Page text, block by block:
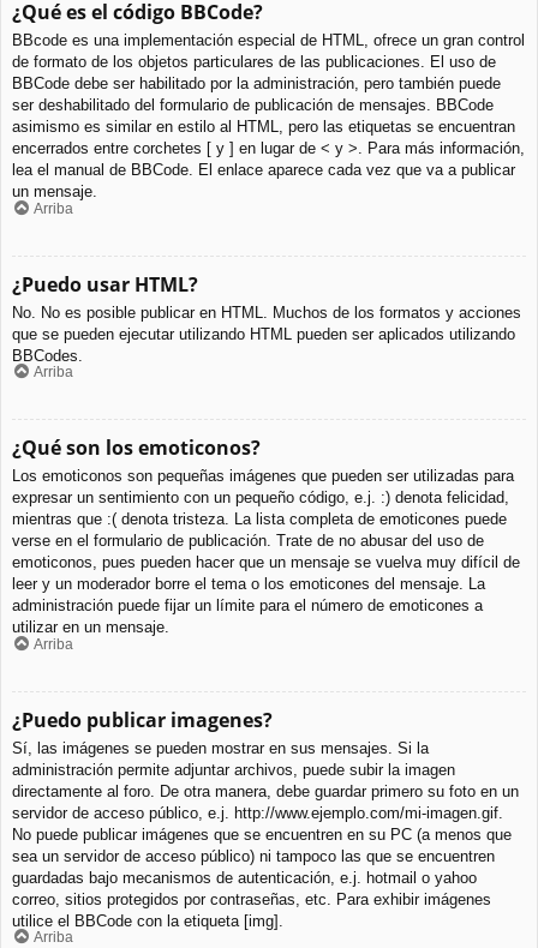
¿Qué es el código BBCode?
BBcode es una implementación especial de HTML, ofrece un gran control
de formato de los objetos particulares de las publicaciones. El uso de
BBCode debe ser habilitado por la administración, pero también puede
ser deshabilitado del formulario de publicación de mensajes. BBCode
asimismo es similar en estilo al HTML, pero las etiquetas se encuentran
encerrados entre corchetes [ y ] en lugar de < y >. Para más información,
lea el manual de BBCode. El enlace aparece cada vez que va a publicar
un mensaje.
Arriba
¿Puedo usar HTML?
No. No es posible publicar en HTML. Muchos de los formatos y acciones
que se pueden ejecutar utilizando HTML pueden ser aplicados utilizando
BBCodes.
Arriba
¿Qué son los emoticonos?
Los emoticonos son pequeñas imágenes que pueden ser utilizadas para
expresar un sentimiento con un pequeño código, e.j. :) denota felicidad,
mientras que :( denota tristeza. La lista completa de emoticones puede
verse en el formulario de publicación. Trate de no abusar del uso de
emoticonos, pues pueden hacer que un mensaje se vuelva muy difícil de
leer y un moderador borre el tema o los emoticones del mensaje. La
administración puede fijar un límite para el número de emoticones a
utilizar en un mensaje.
Arriba
¿Puedo publicar imagenes?
Sí, las imágenes se pueden mostrar en sus mensajes. Si la
administración permite adjuntar archivos, puede subir la imagen
directamente al foro. De otra manera, debe guardar primero su foto en un
servidor de acceso público, e.j. http://www.ejemplo.com/mi-imagen.gif.
No puede publicar imágenes que se encuentren en su PC (a menos que
sea un servidor de acceso público) ni tampoco las que se encuentren
guardadas bajo mecanismos de autenticación, e.j. hotmail o yahoo
correo, sitios protegidos por contraseñas, etc. Para exhibir imágenes
utilice el BBCode con la etiqueta [img].
Arriba